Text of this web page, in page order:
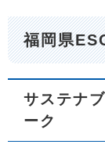
福岡県
サステナ
ーク